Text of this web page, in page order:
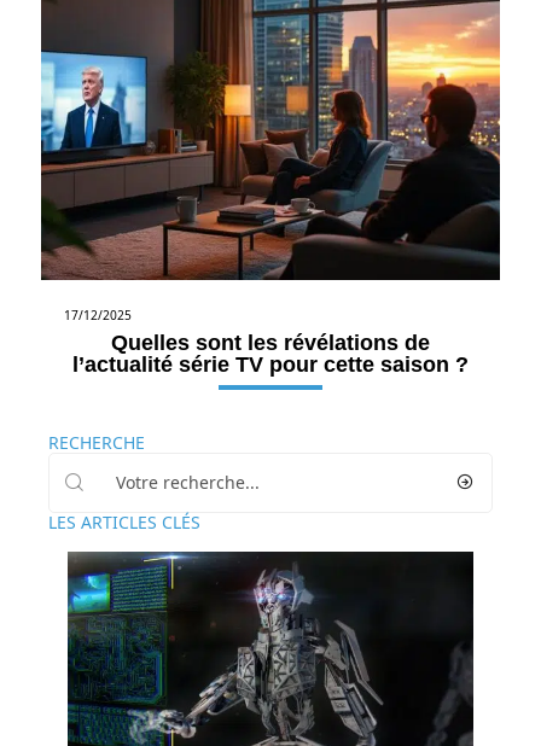
17/12/2025
Quelles sont les révélations de
l’actualité série TV pour cette saison ?
RECHERCHE
LES ARTICLES CLÉS